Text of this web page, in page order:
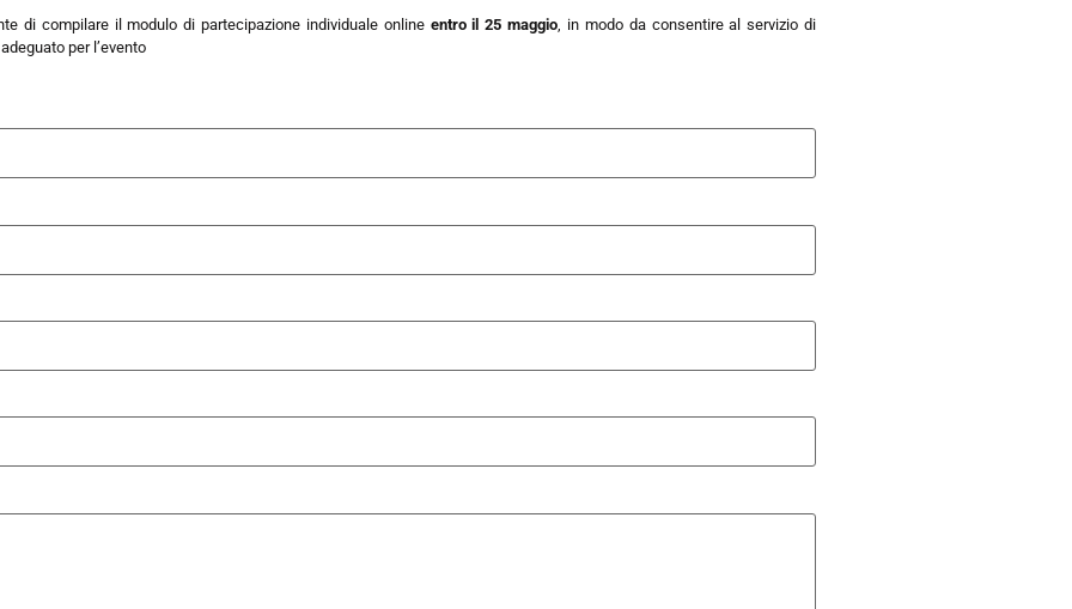
di compilare il modulo di partecipazione individuale online entro il 25 maggio , in modo da consentire al servizio di
per l’evento